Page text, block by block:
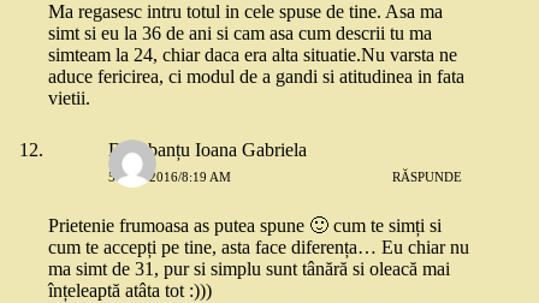
Ma regasesc intru totul in cele spuse de tine. Asa ma
simt si eu la 36 de ani si cam asa cum descrii tu ma
simteam la 24, chiar daca era alta situatie.Nu varsta ne
aduce fericirea, ci modul de a gandi si atitudinea in fata
vietii.
Dorobanțu Ioana Gabriela
5 MAI 2016/8:19 AM RĂSPUNDE
Prietenie frumoasa as putea spune 🙂 cum te simți si
cum te accepți pe tine, asta face diferența… Eu chiar nu
ma simt de 31, pur si simplu sunt tânără si oleacă mai
înțeleaptă atâta tot :)))